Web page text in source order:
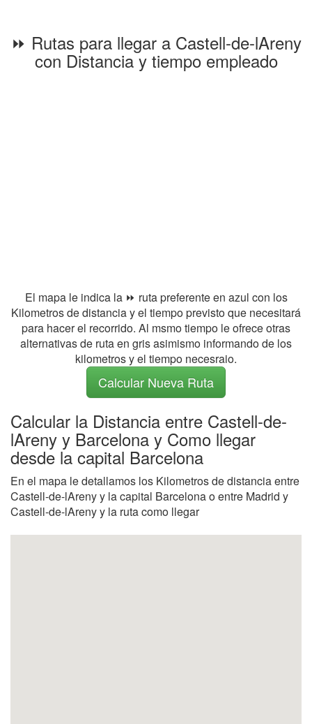
⏩ Rutas para llegar a Castell-de-lAreny
con Distancia y tiempo empleado
El mapa le indica la ⏩ ruta preferente en azul con los
Kilometros de distancia y el tiempo previsto que necesitará
para hacer el recorrido. Al msmo tiempo le ofrece otras
alternativas de ruta en gris asimismo informando de los
kilometros y el tiempo necesraio.
Calcular Nueva Ruta
Calcular la Distancia entre Castell-de-
lAreny y Barcelona y Como llegar
desde la capital Barcelona
En el mapa le detallamos los Kilometros de distancia entre
Castell-de-lAreny y la capital Barcelona o entre Madrid y
Castell-de-lAreny y la ruta como llegar